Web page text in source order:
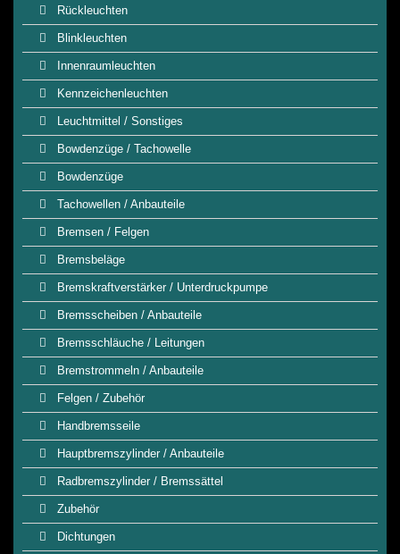
Rückleuchten
Blinkleuchten
Innenraumleuchten
Kennzeichenleuchten
Leuchtmittel / Sonstiges
Bowdenzüge / Tachowelle
Bowdenzüge
Tachowellen / Anbauteile
Bremsen / Felgen
Bremsbeläge
Bremskraftverstärker / Unterdruckpumpe
Bremsscheiben / Anbauteile
Bremsschläuche / Leitungen
Bremstrommeln / Anbauteile
Felgen / Zubehör
Handbremsseile
Hauptbremszylinder / Anbauteile
Radbremszylinder / Bremssättel
Zubehör
Dichtungen